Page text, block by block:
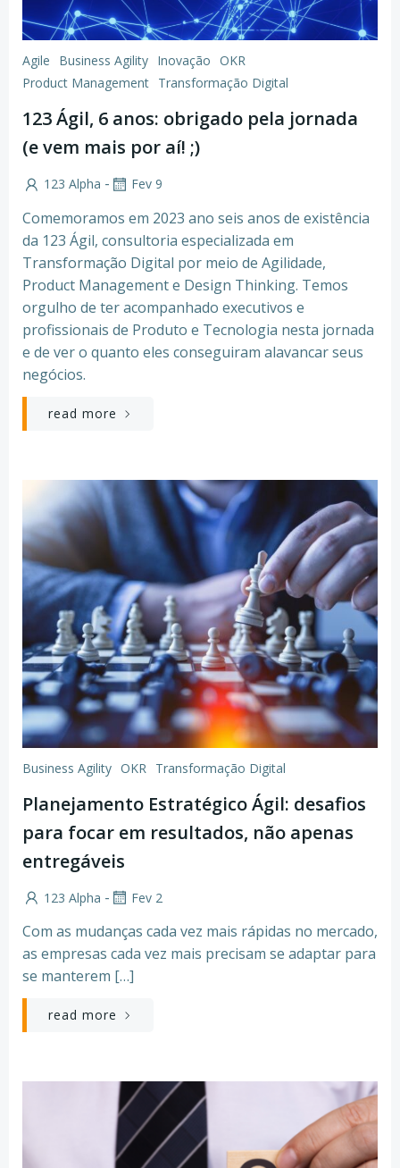
Agile Business Agility Inovação OKR
Product Management Transformação Digital
123 Ágil, 6 anos: obrigado pela jornada
(e vem mais por aí! ;)
123 Alpha - Fev 9
Comemoramos em 2023 ano seis anos de existência
da 123 Ágil, consultoria especializada em
Transformação Digital por meio de Agilidade,
Product Management e Design Thinking. Temos
orgulho de ter acompanhado executivos e
profissionais de Produto e Tecnologia nesta jornada
e de ver o quanto eles conseguiram alavancar seus
negócios.
read more
Business Agility OKR Transformação Digital
Planejamento Estratégico Ágil: desafios
para focar em resultados, não apenas
entregáveis
123 Alpha - Fev 2
Com as mudanças cada vez mais rápidas no mercado,
as empresas cada vez mais precisam se adaptar para
se manterem […]
read more